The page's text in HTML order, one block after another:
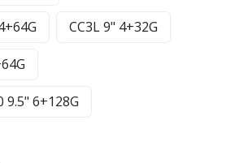
CC3L 9" 4+32G
9.5" 6+128G